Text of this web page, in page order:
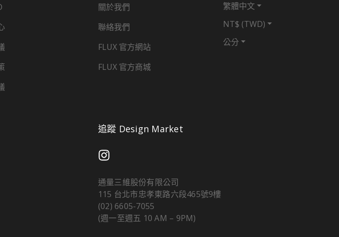
關於我們
聯絡我們
FLUX 官方網站
FLUX 官方商城
繁體中文
NT$ (TWD)
公分
追蹤 Design Market
通量三維股份有限公司
115 台北市忠孝東路六段465號9樓
(02) 6605-7055
(週一至週五 10 AM – 9PM)